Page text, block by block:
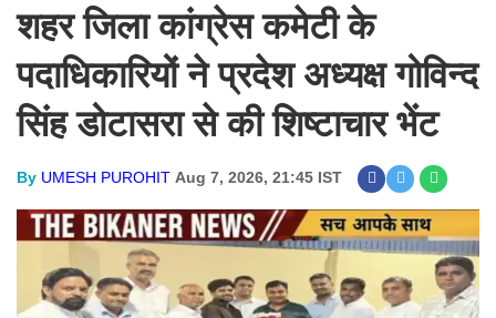
शहर जिला कांग्रेस कमेटी के
पदाधिकारियों ने प्रदेश अध्यक्ष गोविन्द
सिंह डोटासरा से की शिष्टाचार भेंट
By UMESH PUROHIT Aug 7, 2026, 21:45 IST